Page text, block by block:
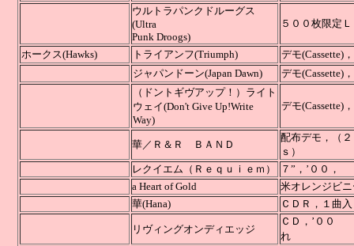
ウルトラパンクドルーグス
(Ultra
Punk Droogs)
５００枚限定
ホークス(Hawks) トライアンフ(Triumph)
デモ
ジャパンドーン(Japan Dawn)
デモ
（ドントギヴアップ！）ライト
ウェイ(Don't Give Up!Write
Way)
デモ
華／Ｒ＆Ｒ ＢＡＮＤ
配布デモ，（
ｓ
レクイエム（Ｒｅｑｕｉｅｍ）
７”，
a Heart of Gold
米オレンジビニ
華(Hana)
ＣＤＲ，
リヴィングオンディエッジ
ＣＤ
れ